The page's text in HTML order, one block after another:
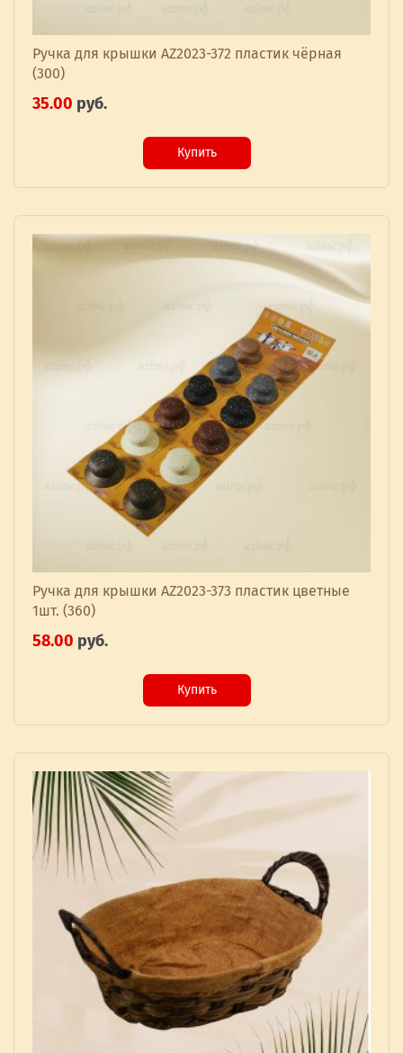
Ручка для крышки AZ2023-372 пластик чёрная
(300)
35.00 руб.
Купить
Ручка для крышки AZ2023-373 пластик цветные
1шт. (360)
58.00 руб.
Купить